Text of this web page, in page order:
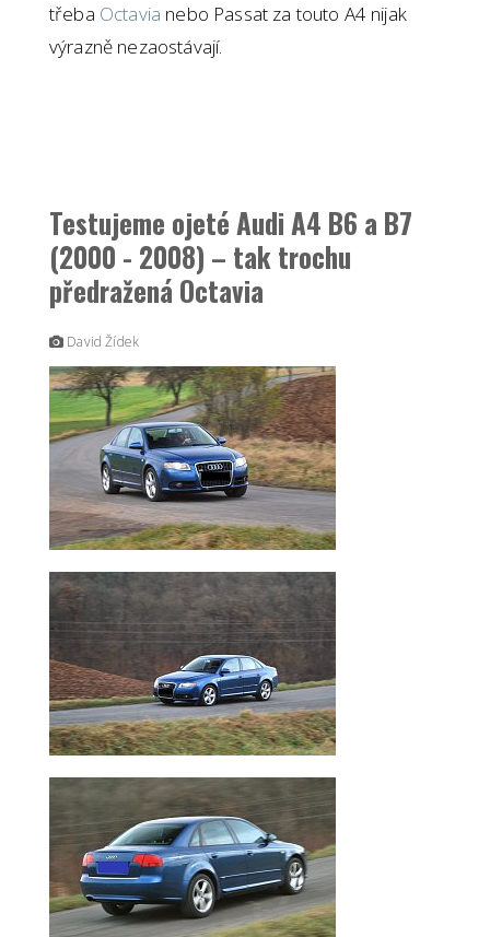
třeba Octavia nebo Passat za touto A4 nijak
výrazně nezaostávají.
Testujeme ojeté Audi A4 B6 a B7
(2000 - 2008) – tak trochu
předražená Octavia
David Žídek